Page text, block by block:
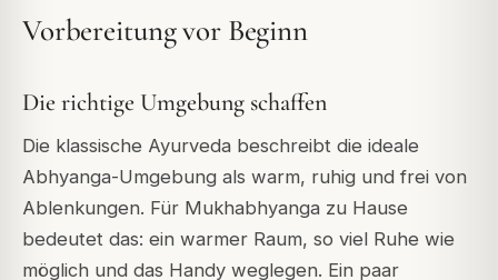
Vorbereitung vor Beginn
Die richtige Umgebung schaffen
Die klassische Ayurveda beschreibt die ideale
Abhyanga-Umgebung als warm, ruhig und frei von
Ablenkungen. Für Mukhabhyanga zu Hause
bedeutet das: ein warmer Raum, so viel Ruhe wie
möglich und das Handy weglegen. Ein paar